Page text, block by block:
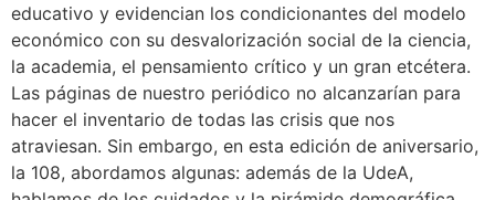
educativo y evidencian los condicionantes del modelo
económico con su desvalorización social de la ciencia,
la academia, el pensamiento crítico y un gran etcétera.
Las páginas de nuestro periódico no alcanzarían para
hacer el inventario de todas las crisis que nos
atraviesan. Sin embargo, en esta edición de aniversario,
la 108, abordamos algunas: además de la UdeA,